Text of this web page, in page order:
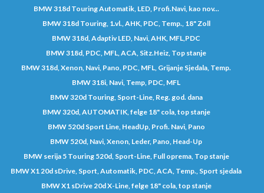
BMW 318d Touring Automatik, LED, Profi.Navi, kao nov...
BMW 318d Touring, 1.vl., AHK, PDC, Temp., 18" Zoll
BMW 318d, Adaptiv LED, Navi, AHK, MFL,PDC
BMW 318d, PDC, MFL, ACA, Sitz.Heiz, Top stanje
BMW 318d, Xenon, Navi, Pano, PDC, MFL, Grijanje Sjedala, Temp.
BMW 318i, Navi, Temp, PDC, MFL
BMW 320d Touring, Sport-Line, Reg. god. dana
BMW 320d, AUTOMATIK, felge 18" cola, top stanje
BMW 520d Sport Line, HeadUp, Profi. Navi, Pano
BMW 520d, Navi, Xenon, Leder, Pano, Head-Up
BMW serija 5 Touring 520d, Sport-Line, Full oprema, Top stanje
BMW X1 20d sDrive, Sport, Automatik, PDC, ACA, Temp., Sport sjedala
BMW X1 sDrive 20d X-Line, felge 18" cola, top stanje